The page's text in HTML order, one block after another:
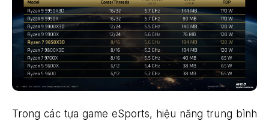
Trong các tựa game eSports, hiệu năng trung bình